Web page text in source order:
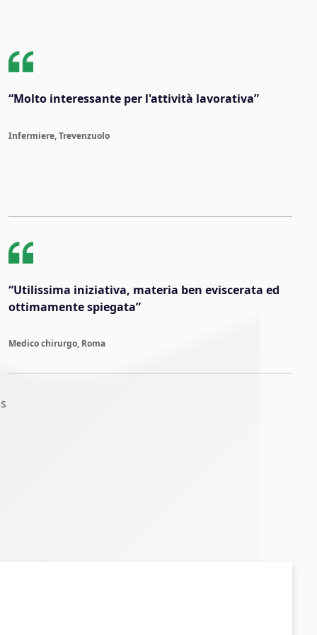
“Molto interessante per l'attività lavorativa”
Infermiere, Trevenzuolo
“Utilissima iniziativa, materia ben eviscerata ed
ottimamente spiegata”
Medico chirurgo, Roma